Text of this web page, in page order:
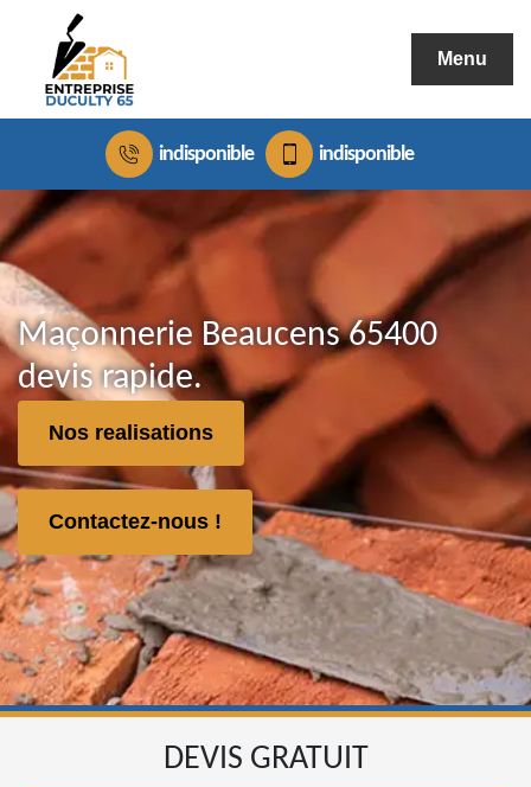
Menu
indisponible indisponible
Maçonnerie Beaucens 65400
devis rapide.
Nos realisations
Contactez-nous !
DEVIS GRATUIT